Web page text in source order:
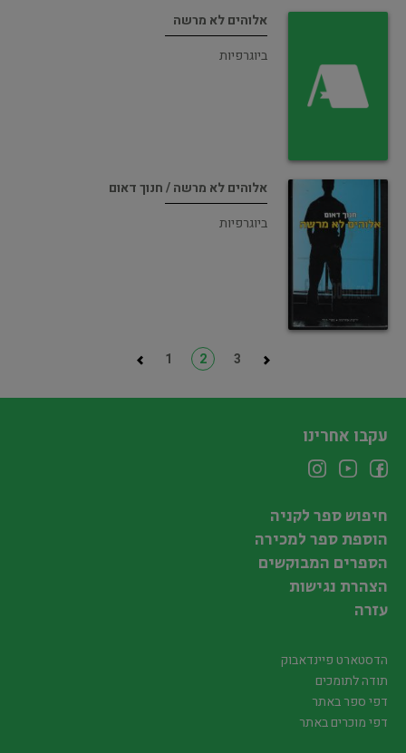
אלוהים לא מרשה
ביוגרפיות
אלוהים לא מרשה / חנוך דאום
ביוגרפיות
1 2 3
עקבו אחרינו
חיפוש ספר לקניה
הוספת ספר למכירה
הספרים המבוקשים
הצהרת נגישות
עזרה
הדסטארט פיינדאבוק
תודה לתומכים
דפי ספר באתר
דפי מוכרים באתר